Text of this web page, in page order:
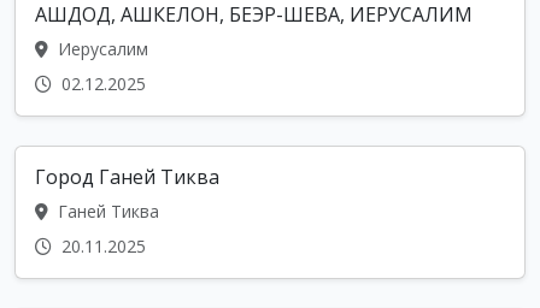
АШДОД, АШКЕЛОН, БЕЭР-ШЕВА, ИЕРУСАЛИМ
Иерусалим
02.12.2025
Город Ганей Тиква
Ганей Тиква
20.11.2025